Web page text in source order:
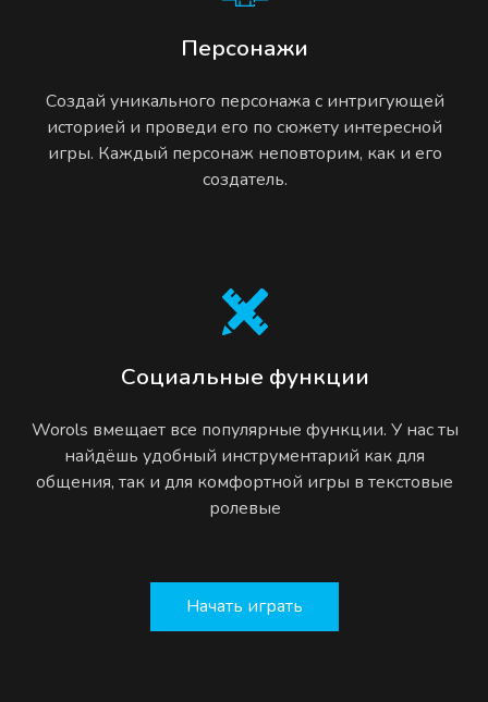
Персонажи
Создай уникального персонажа с интригующей
историей и проведи его по сюжету интересной
игры. Каждый персонаж неповторим, как и его
создатель.
Социальные функции
Worols вмещает все популярные функции. У нас ты
найдёшь удобный инструментарий как для
общения, так и для комфортной игры в текстовые
ролевые
Начать играть